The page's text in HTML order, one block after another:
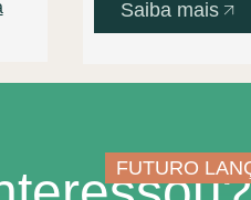
FUTURO
Saiba mais